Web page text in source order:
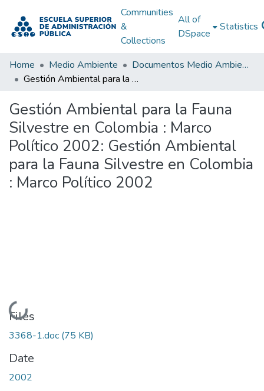
Communities
&
Collections
All of
DSpace
Statistics
Home Medio Ambiente
Documentos Medio Ambiente
Gestión Ambiental para la Fauna Silvestre en Colombia : Marco Político 2002: Gestión Ambiental para la Fauna Silvestre en Colombia : Marco Político 2002
Gestión Ambiental para la Fauna
Silvestre en Colombia : Marco
Político 2002: Gestión Ambiental
para la Fauna Silvestre en Colombia
: Marco Político 2002
Loading...
Files
3368-1.doc (75 KB)
Date
2002